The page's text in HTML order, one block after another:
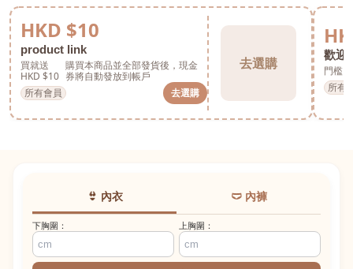
HKD $10
product link
買就送
HKD $10
購買本商品並全部發貨後，現金
券將自動發放到帳戶
所有會員
去選購
去選購
歡迎
門檻
所有
👙 內衣 🩲 內褲
下胸圍： 上胸圍：